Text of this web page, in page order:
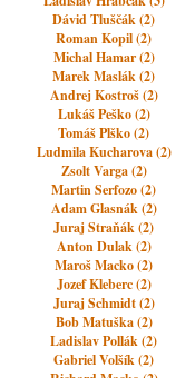
Dávid Tluščák (2)
Roman Kopil (2)
Michal Hamar (2)
Marek Maslák (2)
Andrej Kostroš (2)
Lukáš Peško (2)
Tomáš Plško (2)
Ludmila Kucharova (2)
Zsolt Varga (2)
Martin Serfozo (2)
Adam Glasnák (2)
Juraj Straňák (2)
Anton Dulak (2)
Maroš Macko (2)
Jozef Kleberc (2)
Juraj Schmidt (2)
Bob Matuška (2)
Ladislav Pollák (2)
Gabriel Volšík (2)